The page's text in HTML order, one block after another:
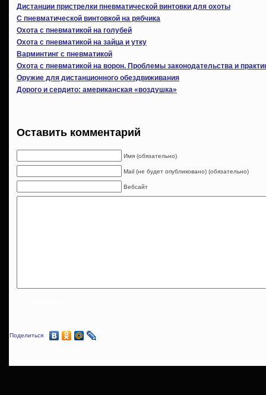
Дистанции пристрелки пневматической винтовки для охоты
С пневматической винтовкой на рябчика
Охота с пневматикой на голубей
Охота с пневматикой на зайца и утку
Варминтинг с пневматикой
Охота с пневматикой на ворон. Проблемы законодательства и
Оружие для дистанционного обездвиживания
Дорого и сердито: американская «воздушка»
Оставить комментарий
Имя (обязательно)
Mail (не будет опубликовано) (обязательно)
Вебсайт
Поделиться